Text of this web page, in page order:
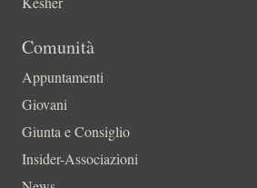
Comunità
Appuntamenti
Giovani
Giunta e Consiglio
Insider-Associazioni